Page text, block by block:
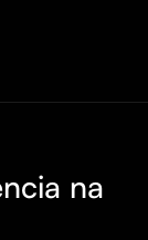
na